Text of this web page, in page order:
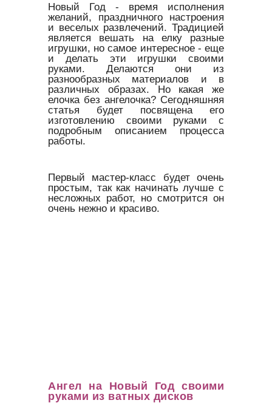
Новый Год - время исполнения
желаний, праздничного настроения
и веселых развлечений. Традицией
является вешать на елку разные
игрушки, но самое интересное - еще
и делать эти игрушки своими
руками. Делаются они из
разнообразных материалов и в
различных образах. Но какая же
елочка без ангелочка? Сегодняшняя
статья будет посвящена его
изготовлению своими руками с
подробным описанием процесса
работы.
Первый мастер-класс будет очень
простым, так как начинать лучше с
несложных работ, но смотрится он
очень нежно и красиво.
Ангел на Новый Год своими
руками из ватных дисков